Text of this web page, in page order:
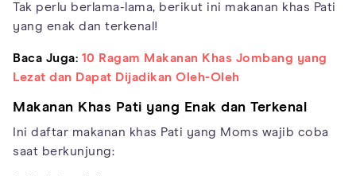
Tak perlu berlama-lama, berikut ini makanan khas Pati
yang enak dan terkenal!
Baca Juga: 10 Ragam Makanan Khas Jombang yang
Lezat dan Dapat Dijadikan Oleh-Oleh
Makanan Khas Pati yang Enak dan Terkenal
Ini daftar makanan khas Pati yang Moms wajib coba
saat berkunjung: